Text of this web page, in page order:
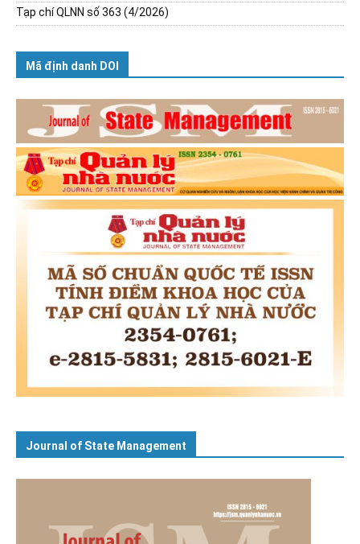
Tạp chí QLNN số 363 (4/2026)
Mã định danh DOI
Journal of State Management